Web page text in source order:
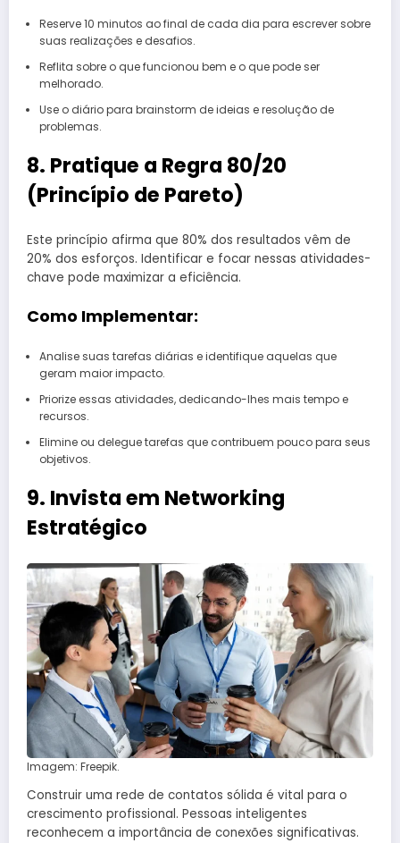
Reserve 10 minutos ao final de cada dia para escrever sobre
suas realizações e desafios.
Reflita sobre o que funcionou bem e o que pode ser
melhorado.
Use o diário para brainstorm de ideias e resolução de
problemas.
8. Pratique a Regra 80/20
(Princípio de Pareto)
Este princípio afirma que 80% dos resultados vêm de
20% dos esforços. Identificar e focar nessas atividades-
chave pode maximizar a eficiência.
Como Implementar:
Analise suas tarefas diárias e identifique aquelas que
geram maior impacto.
Priorize essas atividades, dedicando-lhes mais tempo e
recursos.
Elimine ou delegue tarefas que contribuem pouco para seus
objetivos.
9. Invista em Networking
Estratégico
Imagem: Freepik.
Construir uma rede de contatos sólida é vital para o
crescimento profissional. Pessoas inteligentes
reconhecem a importância de conexões significativas.